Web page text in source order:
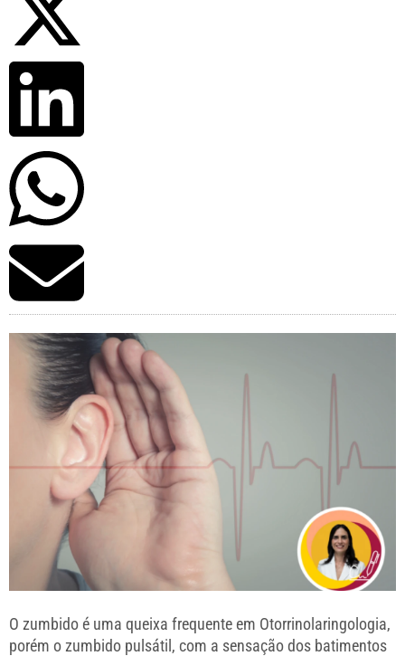
O zumbido é uma queixa frequente em Otorrinolaringologia,
porém o zumbido pulsátil, com a sensação dos batimentos